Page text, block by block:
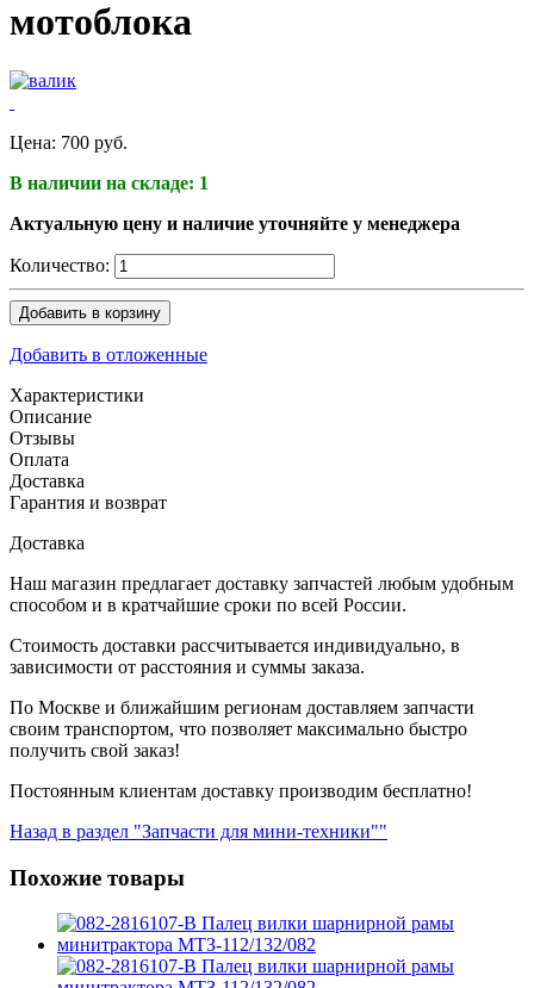
мотоблока
Цена: 700 руб.
В наличии на складе: 1
Актуальную цену и наличие уточняйте у менеджера
Количество:
Добавить в корзину
Добавить в отложенные
Характеристики
Описание
Отзывы
Оплата
Доставка
Гарантия и возврат
Доставка
Наш магазин предлагает доставку запчастей любым удобным
способом и в кратчайшие сроки по всей России.
Стоимость доставки рассчитывается индивидуально, в
зависимости от расстояния и суммы заказа.
По Москве и ближайшим регионам доставляем запчасти
своим транспортом, что позволяет максимально быстро
получить свой заказ!
Постоянным клиентам доставку производим бесплатно!
Назад в раздел "Запчасти для мини-техники""
Похожие товары